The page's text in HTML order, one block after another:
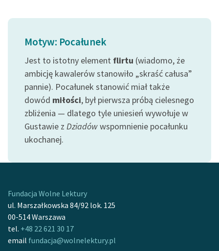
feministycznej
Ręce pełne poezji
Kolekcje edukacyjne
twórców przechodzących
do domeny publicznej,
lektur szkolnych oraz
Starego Testamentu
Odkurzamy bohaterów
Szkoła Poezji Wolnych
Kontakt
O projekcie
Zespół
Motyw: Pocałunek
Jest to istotny element flirtu (wiadomo, że
ambicję kawalerów stanowiło „skraść całusa”
pannie). Pocałunek stanowić miał także
dowód miłości, był pierwsza próbą cielesnego
zbliżenia — dlatego tyle uniesień wywołuje w
Gustawie z Dziadówwspomnienie pocałunku
ukochanej.
Fundacja Wolne Lektury
ul. Marszałkowska 84/92 lok. 125
00-514 Warszawa
tel. +48 22 621 30 17
email fundacja@wolnelektury.pl